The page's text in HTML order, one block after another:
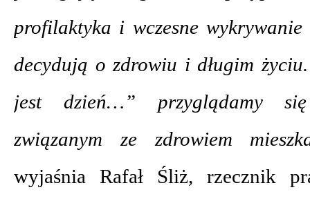
profilaktyka i wczesne
decydują o zdrowiu i długim
jest dzień…” przyglądamy
związanym ze zdrowiem
wyjaśnia Rafał Śliż, rzecznik